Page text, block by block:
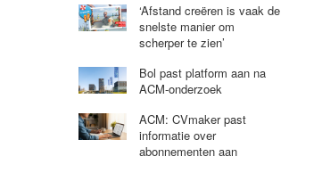
‘Afstand creëren is vaak de
snelste manier om
scherper te zien’
Bol past platform aan na
ACM-onderzoek
ACM: CVmaker past
informatie over
abonnementen aan